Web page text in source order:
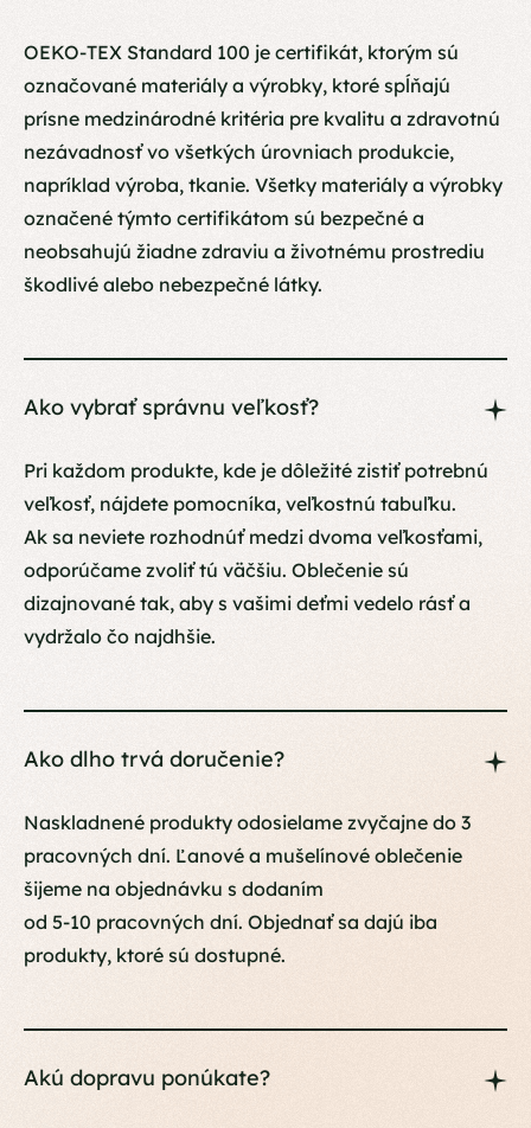
OEKO-TEX Standard 100 je certifikát, ktorým sú
označované materiály a výrobky, ktoré spĺňajú
prísne medzinárodné kritéria pre kvalitu a zdravotnú
nezávadnosť vo všetkých úrovniach produkcie,
napríklad výroba, tkanie. Všetky materiály a výrobky
označené týmto certifikátom sú bezpečné a
neobsahujú žiadne zdraviu a životnému prostrediu
škodlivé alebo nebezpečné látky.
Ako vybrať správnu veľkosť?
Pri každom produkte, kde je dôležité zistiť potrebnú
veľkosť, nájdete pomocníka, veľkostnú tabuľku.
Ak sa neviete rozhodnúť medzi dvoma veľkosťami,
odporúčame zvoliť tú väčšiu. Oblečenie sú
dizajnované tak, aby s vašimi deťmi vedelo rásť a
vydržalo čo najdhšie.
Ako dlho trvá doručenie?
Naskladnené produkty odosielame zvyčajne do 3
pracovných dní. Ľanové a mušelínové oblečenie
šijeme na objednávku s dodaním
od 5-10 pracovných dní. Objednať sa dajú iba
produkty, ktoré sú dostupné.
Akú dopravu ponúkate?